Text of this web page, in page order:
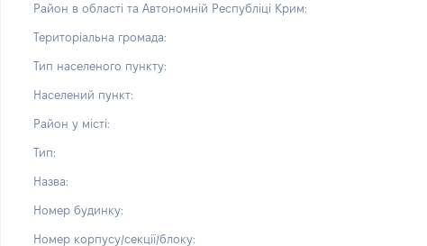
Район в області та Автономній Республіці Крим:
Територіальна громада:
Тип населеного пункту:
Населений пункт:
Район у місті:
Тип:
Назва:
Номер будинку:
Номер корпусу/секції/блоку: